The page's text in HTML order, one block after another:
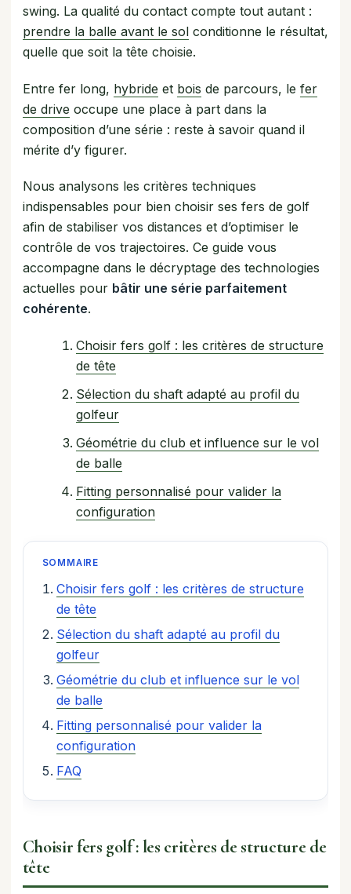
swing. La qualité du contact compte tout autant :
prendre la balle avant le solconditionne le résultat,
quelle que soit la tête choisie.
Entre fer long, hybride et bois de parcours, le fer
de drive occupe une place à part dans la
composition d’une série : reste à savoir quand il
mérite d’y figurer.
Nous analysons les critères techniques
indispensables pour bien choisir ses fers de golf
afin de stabiliser vos distances et d’optimiser le
contrôle de vos trajectoires. Ce guide vous
accompagne dans le décryptage des technologies
actuelles pour bâtir une série parfaitement
cohérente.
Choisir fers golf : les critères de structure
de tête
Sélection du shaft adapté au profil du
golfeur
Géométrie du club et influence sur le vol
de balle
Fitting personnalisé pour valider la
configuration
SOMMAIRE
Choisir fers golf : les critères de structure
de tête
Sélection du shaft adapté au profil du
golfeur
Géométrie du club et influence sur le vol
de balle
Fitting personnalisé pour valider la
configuration
FAQ
Choisir fers golf : les critères de structure de
tête